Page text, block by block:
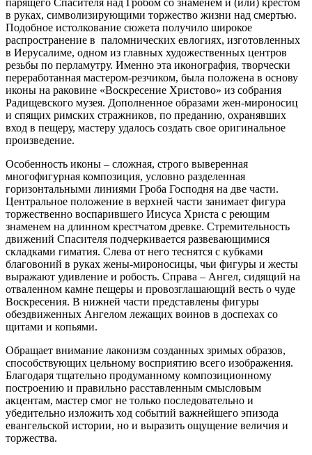
парящего Спасителя над Гробом со знаменем и (или) крестом
в руках, символизирующими торжество жизни над смертью.
Подобное истолкование сюжета получило широкое
распространение в паломнических евлогиях, изготовленных
в Иерусалиме, одном из главных художественных центров
резьбы по перламутру. Именно эта иконография, творчески
переработанная мастером-резчиком, была положена в основу
иконы на раковине «Воскресение Христово» из собрания
Радищевского музея. Дополненное образами жен-мироносиц
и спящих римских стражников, по преданию, охранявших
вход в пещеру, мастеру удалось создать свое оригинальное
произведение.
Особенность иконы – сложная, строго выверенная
многофигурная композиция, условно разделенная
горизонтальными линиями Гроба Господня на две части.
Центральное положение в верхней части занимает фигура
торжественно воспарившего Иисуса Христа с реющим
знаменем на длинном крестчатом древке. Стремительность
движений Спасителя подчеркивается развевающимися
складками гиматия. Слева от него теснятся с кубками
благовоний в руках жены-мироносицы, чьи фигуры и жесты
выражают удивление и робость. Справа – Ангел, сидящий на
отваленном камне пещеры и провозглашающий весть о чуде
Воскресения. В нижней части представлены фигуры
обездвиженных Ангелом лежащих воинов в доспехах со
щитами и копьями.
Обращает внимание лаконизм созданных зримых образов,
способствующих цельному восприятию всего изображения.
Благодаря тщательно продуманному композиционному
построению и правильно расставленным смысловым
акцентам, мастер смог не только последовательно и
убедительно изложить ход событий важнейшего эпизода
евангельской истории, но и выразить ощущение величия и
торжества.